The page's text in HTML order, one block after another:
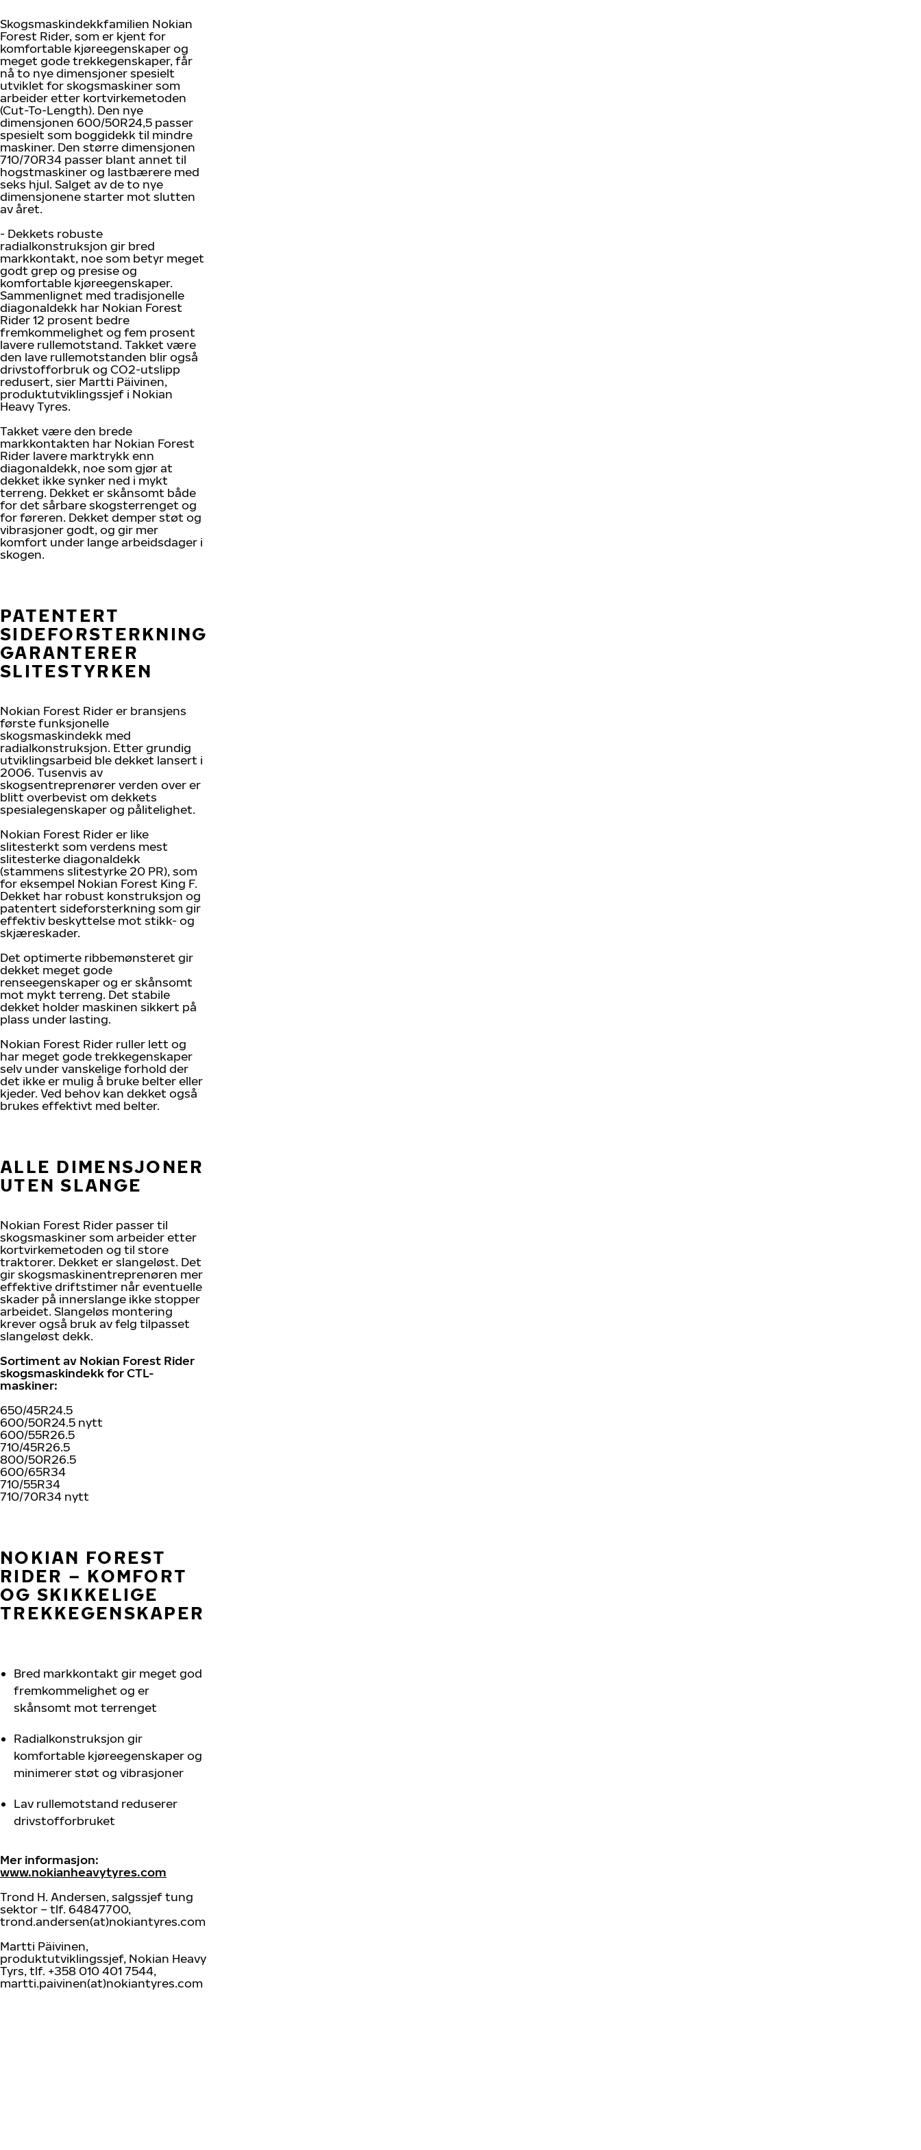
Skogsmaskindekkfamilien Nokian
Forest Rider, som er kjent for
komfortable kjøreegenskaper og
meget gode trekkegenskaper, får
nå to nye dimensjoner spesielt
utviklet for skogsmaskiner som
arbeider etter kortvirkemetoden
(Cut-To-Length). Den nye
dimensjonen 600/50R24,5 passer
spesielt som boggidekk til mindre
maskiner. Den større dimensjonen
710/70R34 passer blant annet til
hogstmaskiner og lastbærere med
seks hjul. Salget av de to nye
dimensjonene starter mot slutten
av året.
- Dekkets robuste
radialkonstruksjon gir bred
markkontakt, noe som betyr meget
godt grep og presise og
komfortable kjøreegenskaper.
Sammenlignet med tradisjonelle
diagonaldekk har Nokian Forest
Rider 12 prosent bedre
fremkommelighet og fem prosent
lavere rullemotstand. Takket være
den lave rullemotstanden blir også
drivstofforbruk og CO2-utslipp
redusert, sier Martti Päivinen,
produktutviklingssjef i Nokian
Heavy Tyres.
Takket være den brede
markkontakten har Nokian Forest
Rider lavere marktrykk enn
diagonaldekk, noe som gjør at
dekket ikke synker ned i mykt
terreng. Dekket er skånsomt både
for det sårbare skogsterrenget og
for føreren. Dekket demper støt og
vibrasjoner godt, og gir mer
komfort under lange arbeidsdager i
skogen.
PATENTERT
SIDEFORSTERKNING
GARANTERER
SLITESTYRKEN
Nokian Forest Rider er bransjens
første funksjonelle
skogsmaskindekk med
radialkonstruksjon. Etter grundig
utviklingsarbeid ble dekket lansert i
2006. Tusenvis av
skogsentreprenører verden over er
blitt overbevist om dekkets
spesialegenskaper og pålitelighet.
Nokian Forest Rider er like
slitesterkt som verdens mest
slitesterke diagonaldekk
(stammens slitestyrke 20 PR), som
for eksempel Nokian Forest King F.
Dekket har robust konstruksjon og
patentert sideforsterkning som gir
effektiv beskyttelse mot stikk- og
skjæreskader.
Det optimerte ribbemønsteret gir
dekket meget gode
renseegenskaper og er skånsomt
mot mykt terreng. Det stabile
dekket holder maskinen sikkert på
plass under lasting.
Nokian Forest Rider ruller lett og
har meget gode trekkegenskaper
selv under vanskelige forhold der
det ikke er mulig å bruke belter eller
kjeder. Ved behov kan dekket også
brukes effektivt med belter.
ALLE DIMENSJONER
UTEN SLANGE
Nokian Forest Rider passer til
skogsmaskiner som arbeider etter
kortvirkemetoden og til store
traktorer. Dekket er slangeløst. Det
gir skogsmaskinentreprenøren mer
effektive driftstimer når eventuelle
skader på innerslange ikke stopper
arbeidet. Slangeløs montering
krever også bruk av felg tilpasset
slangeløst dekk.
Sortiment av Nokian Forest Rider
skogsmaskindekk for CTL-
maskiner:
650/45R24.5
600/50R24.5 nytt
600/55R26.5
710/45R26.5
800/50R26.5
600/65R34
710/55R34
710/70R34 nytt
NOKIAN FOREST
RIDER – KOMFORT
OG SKIKKELIGE
TREKKEGENSKAPER
Bred markkontakt gir meget god
fremkommelighet og er
skånsomt mot terrenget
Radialkonstruksjon gir
komfortable kjøreegenskaper og
minimerer støt og vibrasjoner
Lav rullemotstand reduserer
drivstofforbruket
Mer informasjon:
www.nokianheavytyres.com
Trond H. Andersen, salgssjef tung
sektor – tlf. 64847700,
trond.andersen(at)nokiantyres.com
Martti Päivinen,
produktutviklingssjef, Nokian Heavy
Tyrs, tlf. +358 010 401 7544,
martti.paivinen(at)nokiantyres.com